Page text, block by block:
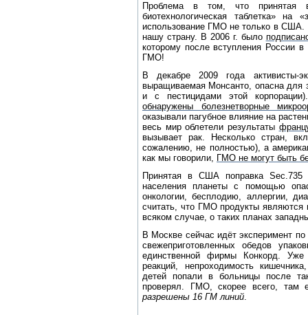
Проблема в том, что
биотехнологическая таблетка» на
использование ГМО не только в США.
нашу страну. В 2006 г. было
которому после вступления России
ГМО!
В декабре 2009 года активисты-
выращиваемая Монсанто, опасна для
и с пестицидами этой
обнаружены болезнетворные
оказывали пагубное влияние на
весь мир облетели результаты
вызывает рак. Несколько стран,
сожалению, не полностью), а
как мы говорили, ГМО не могут быть
Принятая в США поправка Sec.735
населения планеты с помощью
онкологии, бесплодию, аллергии,
считать, что ГМО продукты
всяком случае, о таких планах
В Москве сейчас идёт эксперимент
свежеприготовленных обедов
единственной фирмы Конкорд. Уже
реакций, непроходимость
детей попали в больницы после
проверял. ГМО, скорее всего, там
разрешены 16 ГМ линий.